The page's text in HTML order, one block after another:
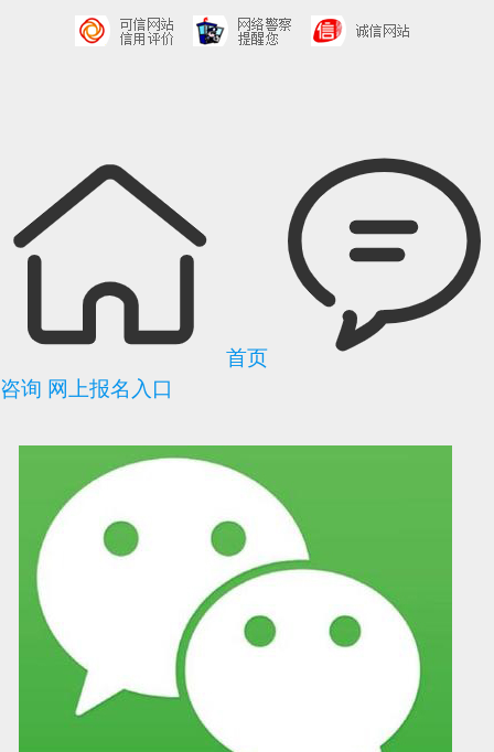
可信网站信用评 网络警察提醒你
首页
咨询 网上报名入口